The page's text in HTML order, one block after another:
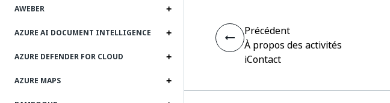
AWEBER
AZURE AI DOCUMENT INTELLIGENCE
AZURE DEFENDER FOR CLOUD
AZURE MAPS
Précédent
À propos des activités
iContact